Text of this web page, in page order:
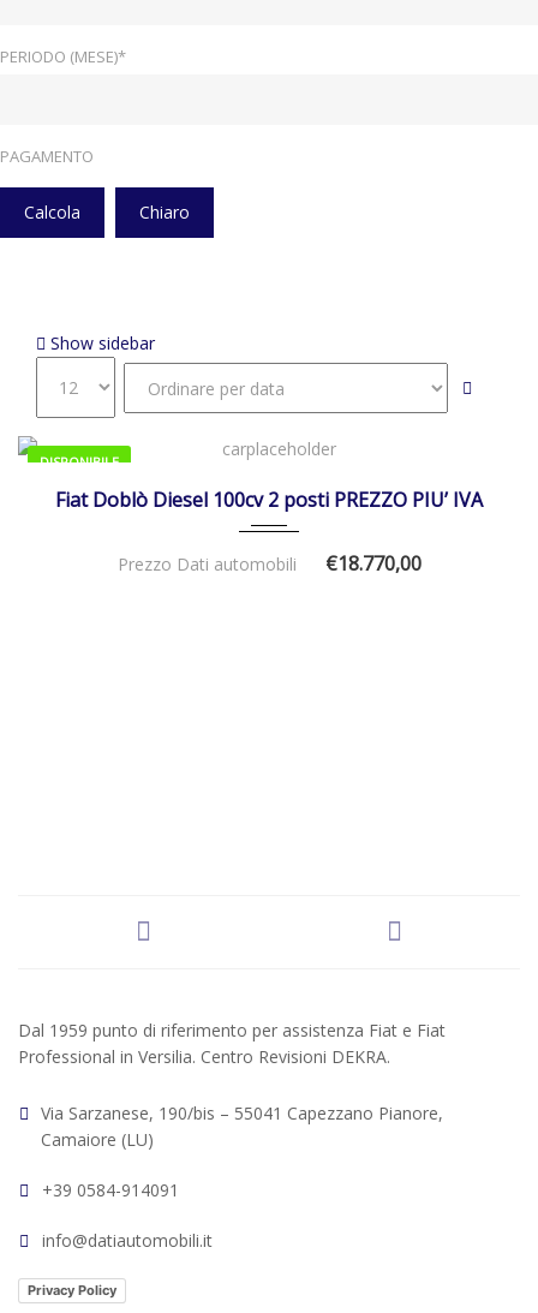
PERIODO (MESE)*
PAGAMENTO
Calcola Chiaro
Show sidebar
DISPONIBILE
Fiat Doblò Diesel 100cv 2 posti PREZZO PIU’ IVA
Prezzo Dati automobili €18.770,00
Dal 1959 punto di riferimento per assistenza Fiat e Fiat
Professional in Versilia. Centro Revisioni DEKRA.
Via Sarzanese, 190/bis – 55041 Capezzano Pianore,
Camaiore (LU)
+39 0584-914091
info@datiautomobili.it
Privacy Policy